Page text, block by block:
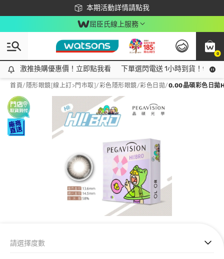
本期活動詳情請點我
下載app最高回饋$350
屈臣氏線上服務
0
激推換購優惠價！立即點我看
激推換購優惠價！立即點我看 下單選閃電送 1小時到貨！領神
首頁/ 隱形眼鏡[線上訂>門市取]/彩色隱形眼鏡/彩色日拋/0.00晶碩彩色日拋
請選擇度數